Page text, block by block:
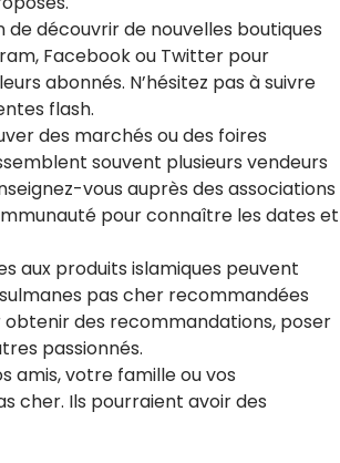
de découvrir de nouvelles boutiques
Facebook ou Twitter pour
abonnés. N’hésitez pas à suivre
flash.
des marchés ou des foires
souvent plusieurs vendeurs
vous auprès des associations
pour connaître les dates et
aux produits islamiques peuvent
pas cher recommandées
obtenir des recommandations, poser
passionnés.
amis, votre famille ou vos
cher. Ils pourraient avoir des